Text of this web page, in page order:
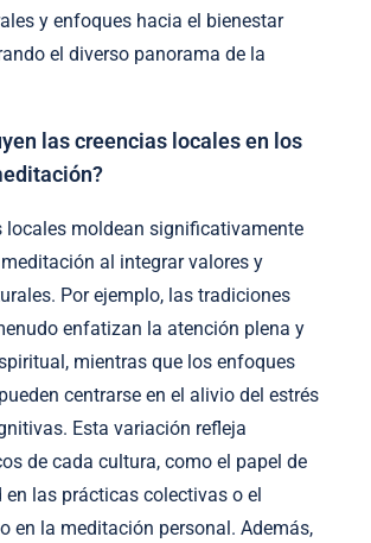
y enfoques hacia el bienestar
el diverso panorama de la
las creencias locales en los
locales moldean significativamente
al integrar valores y
Por ejemplo, las tradiciones
enfatizan la atención plena y
mientras que los enfoques
centrarse en el alivio del estrés
Esta variación refleja
de cada cultura, como el papel de
las prácticas colectivas o el
en la meditación personal. Además,